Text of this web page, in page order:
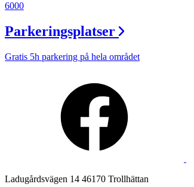
6000
Parkeringsplatser
Gratis 5h parkering på hela området
Ladugårdsvägen 14 46170 Trollhättan